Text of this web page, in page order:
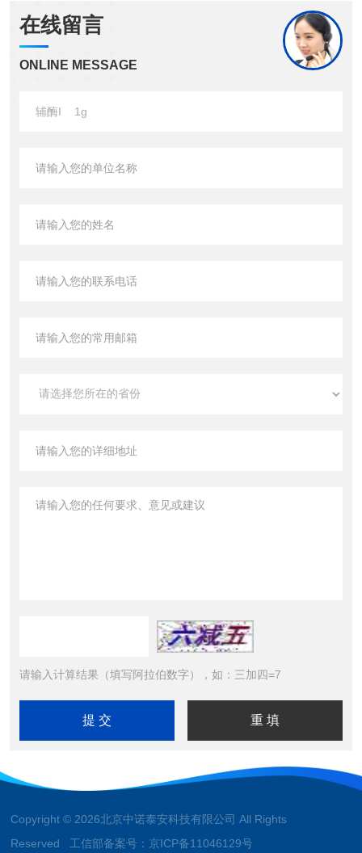
在线留言
ONLINE MESSAGE
请输入计算结果（填写阿拉伯数字），如：三加四=7
Copyright © 2026北京中诺泰安科技有限公司 All Rights
Reserved 工信部备案号： 京ICP备11046129号